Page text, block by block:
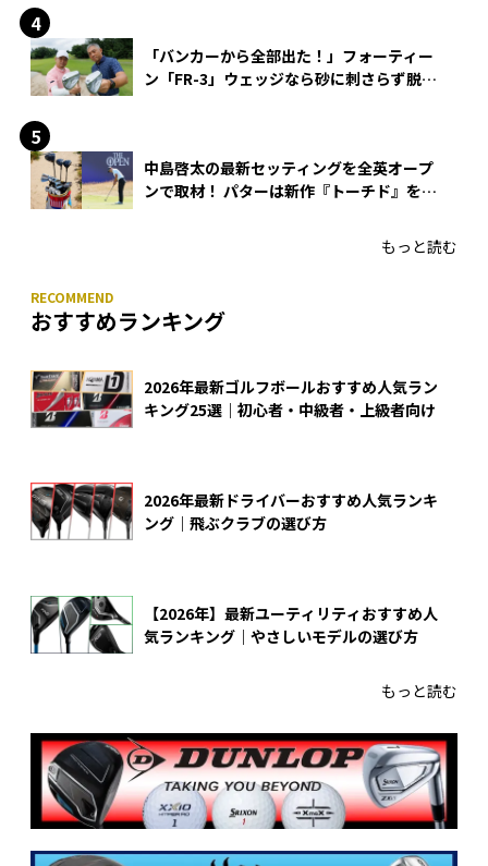
「バンカーから全部出た！」フォーティー
ン「FR-3」ウェッジなら砂に刺さらず脱出
中島啓太の最新セッティングを全英オープ
ンで取材！ パターは新作『トーチド』を投
もっと読む
おすすめランキング
2026年最新ゴルフボールおすすめ人気ラン
キング25選｜初心者・中級者・上級者向け
2026年最新ドライバーおすすめ人気ランキ
ング｜飛ぶクラブの選び方
【2026年】最新ユーティリティおすすめ人
気ランキング｜やさしいモデルの選び方
もっと読む